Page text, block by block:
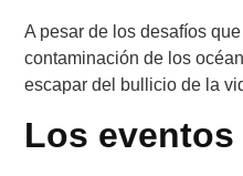
A pesar de los desafíos
contaminación de los
escapar del bullicio de la
Los